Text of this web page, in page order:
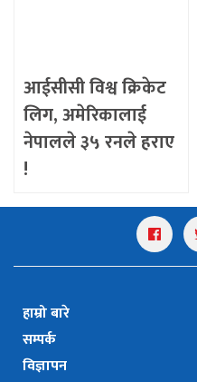
आईसीसी विश्व क्रिकेट
लिग, अमेरिकालाई
नेपालले ३५ रनले हराए
!
हाम्रो बारे
सम्पर्क
विज्ञापन